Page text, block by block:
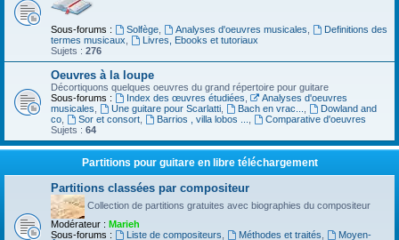
Sous-forums : Solfège, Analyses d'oeuvres musicales
Definitions des
termes musicaux
Livres, Ebooks et tutoriaux
Sujets : 276
Oeuvres à la loupe
Décortiquons quelques oeuvres du grand répertoire pour guitare
Sous-forums :
Index des œuvres étudiées
Analyses d'oeuvres
musicales
Une guitare pour Scarlatti, Bach en vrac...
Dowland and
co
Sor et consort, Barrios , villa lobos ...
Comparative d'oeuvres
Sujets : 64
Partitions pour guitare en libre téléchargement
Partitions classées par compositeur
Collection de partitions gratuites avec biographies du compositeur
Modérateur : Marieh
Sous-forums :
Liste de compositeurs Méthodes et traités
Moyen-